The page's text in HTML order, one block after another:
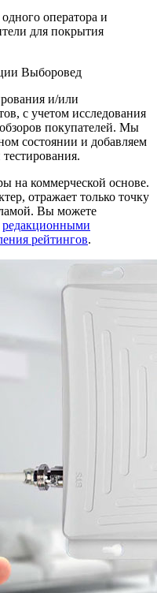
оператора и
для покрытия
Выборовед
и/или
с учетом исследования
покупателей. Мы
состоянии и добавляем
на коммерческой основе.
отражает только точку
Вы можете
редакционными
рейтингов.